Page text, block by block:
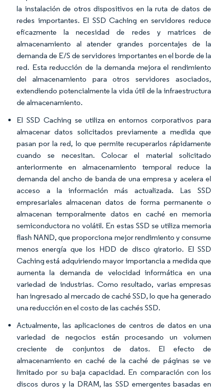
la instalación de otros dispositivos en la ruta de datos de
redes importantes. El SSD Caching en servidores reduce
eficazmente la necesidad de redes y matrices de
almacenamiento al atender grandes porcentajes de la
demanda de E/S de servidores importantes en el borde de la
red. Esta reducción de la demanda mejora el rendimiento
del almacenamiento para otros servidores asociados,
extendiendo potencialmente la vida útil de la infraestructura
de almacenamiento.
El SSD Caching se utiliza en entornos corporativos para
almacenar datos solicitados previamente a medida que
pasan por la red, lo que permite recuperarlos rápidamente
cuando se necesitan. Colocar el material solicitado
anteriormente en almacenamiento temporal reduce la
demanda del ancho de banda de una empresa y acelera el
acceso a la información más actualizada. Las SSD
empresariales almacenan datos de forma permanente o
almacenan temporalmente datos en caché en memoria
semiconductora no volátil. En estas SSD se utiliza memoria
flash NAND, que proporciona mejor rendimiento y consume
menos energía que los HDD de disco giratorio. El SSD
Caching está adquiriendo mayor importancia a medida que
aumenta la demanda de velocidad informática en una
variedad de industrias. Como resultado, varias empresas
han ingresado al mercado de caché SSD, lo que ha generado
una reducción en el costo de las cachés SSD.
Actualmente, las aplicaciones de centros de datos en una
variedad de negocios están procesando un volumen
creciente de conjuntos de datos. El efecto de
almacenamiento en caché de la caché de páginas se ve
limitado por su baja capacidad. En comparación con los
discos duros y la DRAM, las SSD emergentes basadas en